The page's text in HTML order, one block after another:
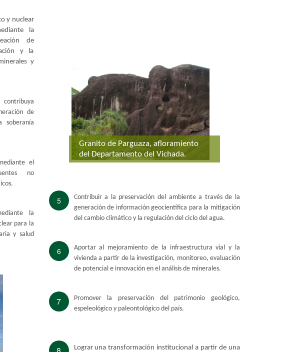
y nuclear
la
de
y la
y
de
soberanía
el
no
la
para la
y salud
Granito de Parguaza, afloramiento
del Departamento del Vichada.​
5
​Contribuir a la preservación del ambiente a través de la
generación de información geocientífica para la mitigación
del cambio climático y la regulación del ciclo del agua.
6
Aportar al mejoramiento de la infraestructura vial y la
vivienda a partir de la investigación, monitoreo, evaluación
de potencial e innovación en el análisis de minerales.
7
P​romover la preservación del patrimonio geológico,
espeleológico y paleontológico del país.
Lograr una transformación institucional a partir de una